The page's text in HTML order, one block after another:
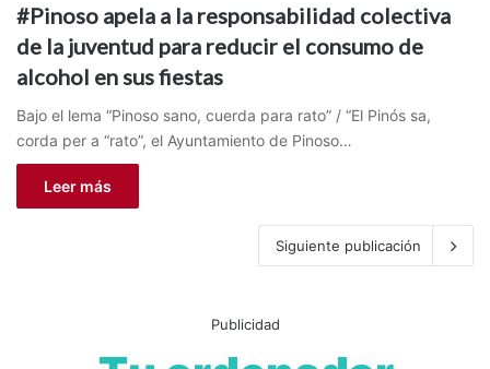
#Pinoso apela a la responsabilidad colectiva
de la juventud para reducir el consumo de
alcohol en sus fiestas
Bajo el lema “Pinoso sano, cuerda para rato” / “El Pinós sa,
corda per a “rato”, el Ayuntamiento de Pinoso…
Leer más
Siguiente publicación
Publicidad